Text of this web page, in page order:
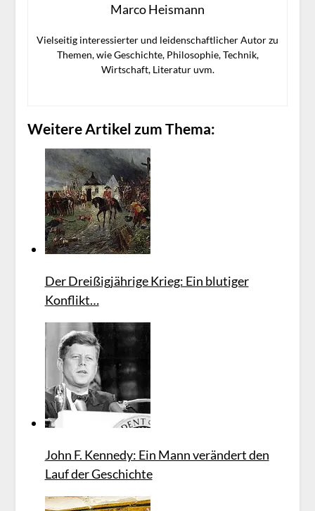
Marco Heismann
Vielseitig interessierter und leidenschaftlicher Autor zu
Themen, wie Geschichte, Philosophie, Technik,
Wirtschaft, Literatur uvm.
Weitere Artikel zum Thema:
Der Dreißigjährige Krieg: Ein blutiger
Konflikt…
John F. Kennedy: Ein Mann verändert den
Lauf der Geschichte